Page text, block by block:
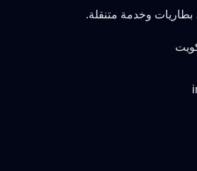
بطاريات وخدمة متنقلة.